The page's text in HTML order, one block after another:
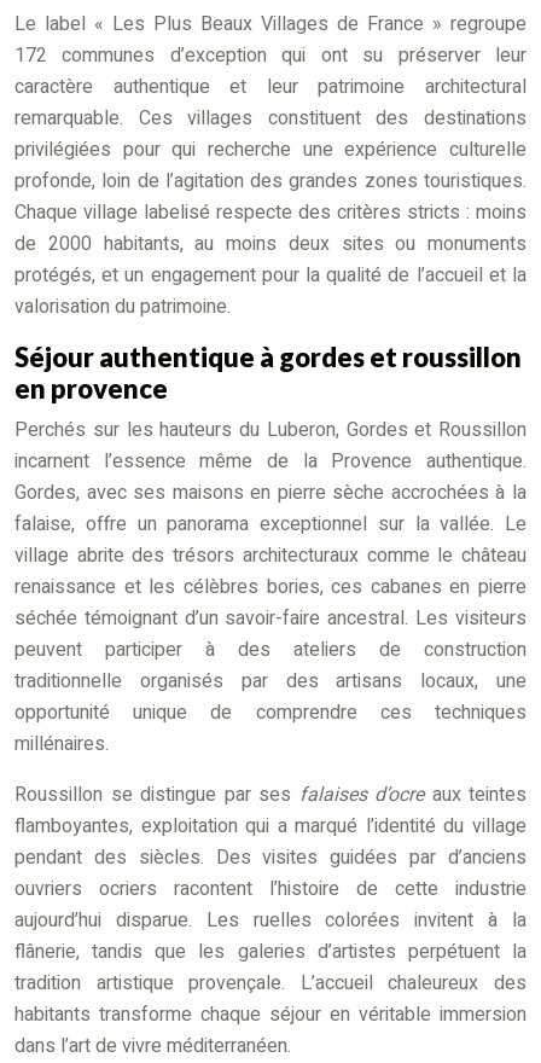
Le label « Les Plus Beaux Villages de France » regroupe
172 communes d’exception qui ont su préserver leur
caractère authentique et leur patrimoine architectural
remarquable. Ces villages constituent des destinations
privilégiées pour qui recherche une expérience culturelle
profonde, loin de l’agitation des grandes zones touristiques.
Chaque village labelisé respecte des critères stricts : moins
de 2000 habitants, au moins deux sites ou monuments
protégés, et un engagement pour la qualité de l’accueil et la
valorisation du patrimoine.
Séjour authentique à gordes et roussillon
en provence
Perchés sur les hauteurs du Luberon, Gordes et Roussillon
incarnent l’essence même de la Provence authentique.
Gordes, avec ses maisons en pierre sèche accrochées à la
falaise, offre un panorama exceptionnel sur la vallée. Le
village abrite des trésors architecturaux comme le château
renaissance et les célèbres bories, ces cabanes en pierre
séchée témoignant d’un savoir-faire ancestral. Les visiteurs
peuvent participer à des ateliers de construction
traditionnelle organisés par des artisans locaux, une
opportunité unique de comprendre ces techniques
millénaires.
Roussillon se distingue par ses falaises d’ocreaux teintes
flamboyantes, exploitation qui a marqué l’identité du village
pendant des siècles. Des visites guidées par d’anciens
ouvriers ocriers racontent l’histoire de cette industrie
aujourd’hui disparue. Les ruelles colorées invitent à la
flânerie, tandis que les galeries d’artistes perpétuent la
tradition artistique provençale. L’accueil chaleureux des
habitants transforme chaque séjour en véritable immersion
dans l’art de vivre méditerranéen.